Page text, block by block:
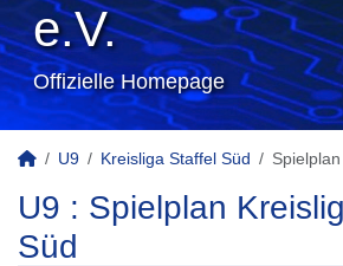
e.V.
Offizielle Homepage
U9 Kreisliga Staffel Süd Spielplan
U9 : Spielplan
Süd